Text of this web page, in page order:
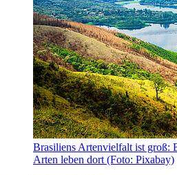
Brasiliens Artenvielfalt ist groß:
Arten leben dort (Foto: Pixabay)